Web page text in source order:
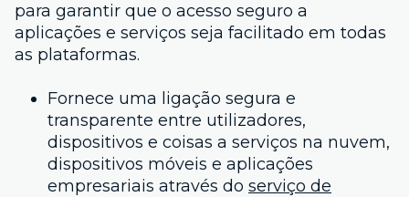
para garantir que o acesso seguro a
aplicações e serviços seja facilitado em todas
as plataformas.
Fornece uma ligação segura e
transparente entre utilizadores,
dispositivos e coisas a serviços na nuvem,
dispositivos móveis e aplicações
empresariais através do serviço de